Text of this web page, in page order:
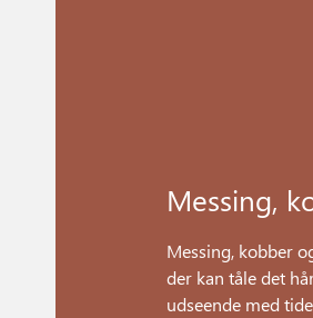
Messing,
Messing, kobber
der kan tåle det
udseende med